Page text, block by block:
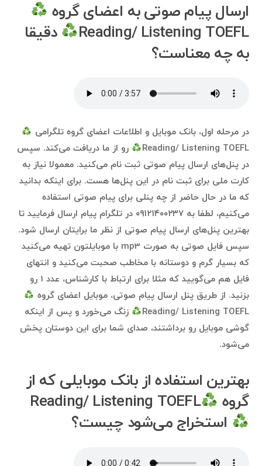
ارسال پیام صوتی به اعضای گروه
Reading/ Listening TOEFL
دقیقا
به چه معناست؟
در مرحله اول، بانک موبایل و اطلاعات اعضای گروه تلگرامی
Reading/ Listening TOEFL
رو از ما دریافت می‌کند. سپس
در پنل‌های ارسال پیام صوتی ثبت نام می‌کنید. معمولا نیاز به
کارت ملی برای ثبت نام در این پنل‌ها هست. برای اینکه بدانید
که ما در حال حاضر از چه پنلی برای پیام صوتی استفاده
می‌کنیم، لطفا به ۰۹۱۲۱۴۰۰۲۳۷ در تلگرام پیام ارسال فرمایید تا
بهترین پنل‌های ارسال پیام صوتی از نظر ما برایتان ارسال شود.
سپس فایل صوتی به صورت mp3 با موبایلتون تهیه می‌کنید
که بسیار گرم و دوستانه با مخاطب صحبت می‌کنید و انتهای
فایل هم می‌گویید که مثلا برای ارتباط با کارشناس، عدد ۱ رو
بزنید. از طریق پنل ارسال پیام صوتی، موبایل اعضای گروه
Reading/ Listening TOEFL
زنگ می‌خورد و پس از اینکه
گوشی موبایل رو برداشتند، صدای شما برای این دوستان پخش
می‌شود.
بهترین استفاده‌ از بانک موبایلی که از
گروه
Reading/ Listening TOEFL
استخراج می‌شود چیست؟